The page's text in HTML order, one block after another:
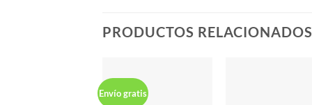
PRODUCTOS RELACIONADOS
Envío gratis